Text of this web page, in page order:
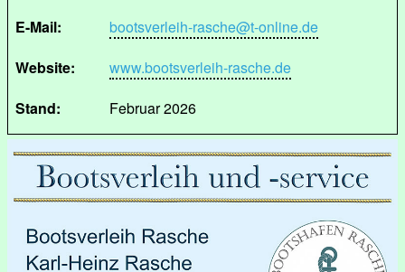
E-Mail:
bootsverleih-rasche@t-online.de
Website:
www.bootsverleih-rasche.de
Stand:
Februar 2026